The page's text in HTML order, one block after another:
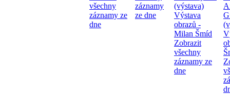
všechny
záznamy ze
dne
záznamy
ze dne
(výstava)
Výstava
obrazů -
Milan Šmíd
Zobrazit
všechny
záznamy ze
dne